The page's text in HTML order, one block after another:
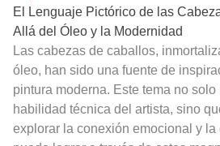
El Lenguaje Pictórico de las
Allá del Óleo y la Modernidad
Las cabezas de caballos,
óleo, han sido una fuente de
pintura moderna. Este tema no solo
habilidad técnica del artista, sino
explorar la conexión emocional y